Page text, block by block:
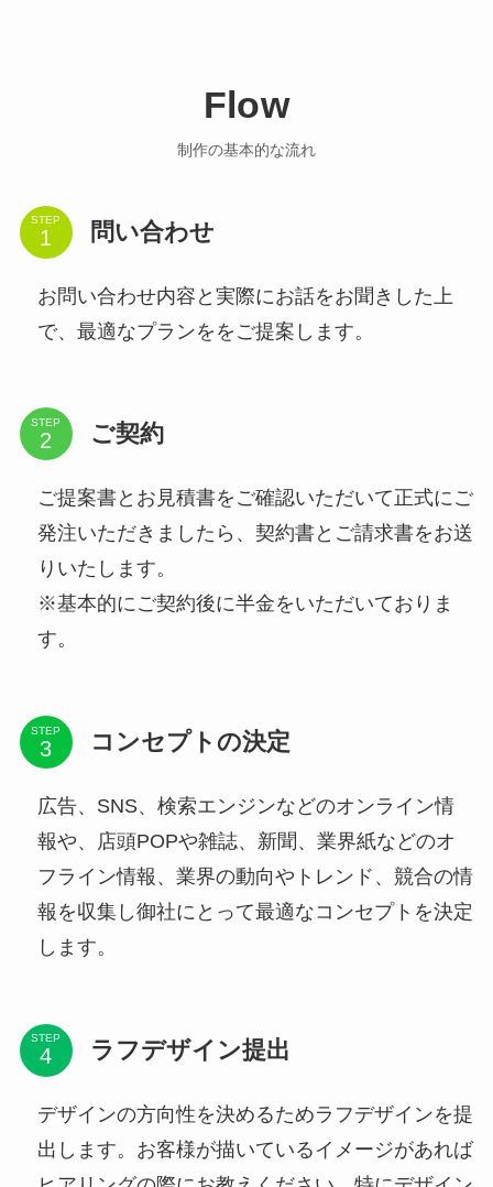
Flow
制作の基本的な流れ
STEP 問い合わせ
お問い合わせ内容と実際にお話をお聞きした上
で、最適なプランををご提案します。
STEP ご契約
ご提案書とお見積書をご確認いただいて正式にご
発注いただきましたら、契約書とご請求書をお送
りいたします。
※基本的にご契約後に半金をいただいておりま
す。
STEP コンセプトの決定
広告、SNS、検索エンジンなどのオンライン情
報や、店頭POPや雑誌、新聞、業界紙などのオ
フライン情報、業界の動向やトレンド、競合の情
報を収集し御社にとって最適なコンセプトを決定
します。
STEP ラフデザイン提出
デザインの方向性を決めるためラフデザインを提
出します。お客様が描いているイメージがあれば